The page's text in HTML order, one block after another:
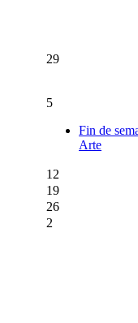
29
5
Fin de
Arte
12
19
26
2